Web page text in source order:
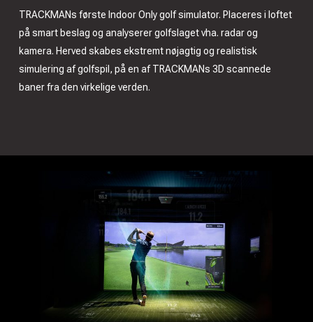
TRACKMANs første Indoor Only golf simulator. Placeres i loftet
på smart beslag og analyserer golfslaget vha. radar og
kamera. Herved skabes ekstremt nøjagtig og realistisk
simulering af golfspil, på en af TRACKMANs 3D scannede
baner fra den virkelige verden.